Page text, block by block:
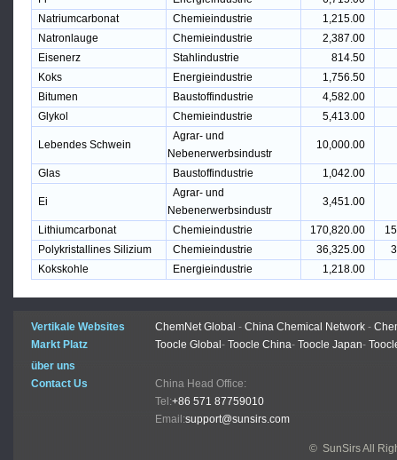
Natriumcarbonat
Chemieindustrie
1,215.00
Natronlauge
Chemieindustrie
2,387.00
Eisenerz
Stahlindustrie
814.50
Koks
Energieindustrie
1,756.50
Bitumen
Baustoffindustrie
4,582.00
Glykol
Chemieindustrie 5,413.00
Lebendes Schwein
Agrar- und
Nebenerwerbsindustr
10,000.00
Glas Baustoffindustrie 1,042.00
Ei
Agrar- und
Nebenerwerbsindustr
3,451.00
Lithiumcarbonat Chemieindustrie 170,820.00
Polykristallines Silizium
Chemieindustrie 36,325.00
Kokskohle
Energieindustrie 1,218.00
Vertikale Websites ChemNet Global - China Chemical Network -
Markt Platz
Toocle Global - Toocle China- Toocle Japan-
über uns
Contact Us
China Head Office:
Tel:+86 571 87759010
Email:support@sunsirs.com
© SunSirs All